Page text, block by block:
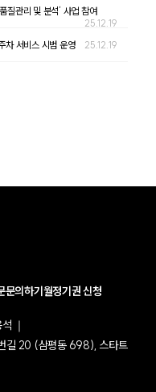
질관리 및 분석’ 사업 참여
25.12.19
차 서비스 시범 운영 25.12.19
문의하기월정기권 신청
｜
길 20 (삼평동 698), 스타트